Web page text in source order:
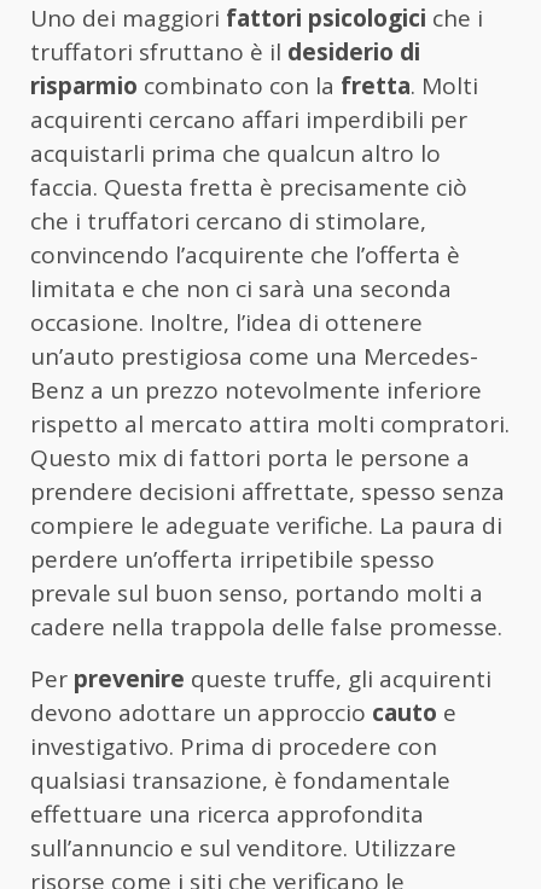
Uno dei maggiori fattori psicologici che i
truffatori sfruttano è il desiderio di
risparmio combinato con la fretta. Molti
acquirenti cercano affari imperdibili per
acquistarli prima che qualcun altro lo
faccia. Questa fretta è precisamente ciò
che i truffatori cercano di stimolare,
convincendo l’acquirente che l’offerta è
limitata e che non ci sarà una seconda
occasione. Inoltre, l’idea di ottenere
un’auto prestigiosa come una Mercedes-
Benz a un prezzo notevolmente inferiore
rispetto al mercato attira molti compratori.
Questo mix di fattori porta le persone a
prendere decisioni affrettate, spesso senza
compiere le adeguate verifiche. La paura di
perdere un’offerta irripetibile spesso
prevale sul buon senso, portando molti a
cadere nella trappola delle false promesse.
Per prevenire queste truffe, gli acquirenti
devono adottare un approccio cauto e
investigativo. Prima di procedere con
qualsiasi transazione, è fondamentale
effettuare una ricerca approfondita
sull’annuncio e sul venditore. Utilizzare
risorse come i siti che verificano le